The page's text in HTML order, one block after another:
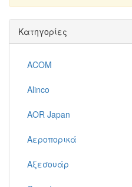
Κατηγορίες
ACOM
Alinco
AOR Japan
Αεροπορικά
Αξεσουάρ